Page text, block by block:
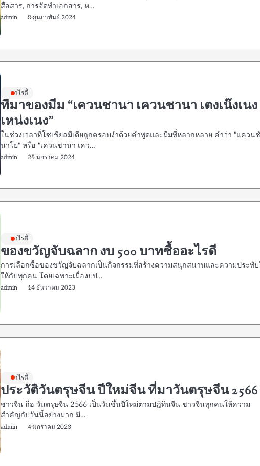
สื่อสาร, การจัดทำเอกสาร, ห…
admin 8 กุมภาพันธ์ 2024
วาไรตี้
ที่มาของมีม “เควนชานา เควนชานา เตงเน๊งเนง
เหน่งเนง”
ในช่วงเวลาที่โซเชียลมีเดียถูกครอบงำด้วยคำพูดและมีมที่หลากหลาย คำว่า "แควน
นาโย" หรือ "เควนชานา เคว…
admin 25 มกราคม 2024
วาไรตี้
ของขวัญจับฉลาก งบ 500 บาทซื้ออะไรดี
การเลือกซื้อของขวัญจับฉลากเป็นกิจกรรมที่สร้างความสนุกสนานและความประทับ
ให้กับทุกคน โดยเฉพาะเมื่องบป…
admin 14 ธันวาคม 2023
วาไรตี้
ประวัติวันตรุษจีน ปีใหม่จีน ที่มาวันตรุษจีน 2566
ชาวจีน ถือ วันตรุษจีน 2566 เป็นวันขึ้นปีใหม่ตามปฎิทินจีน ชาวจีนทุกคนให้ความ
สำคัญกับวันนี้อย่างมาก มี…
admin 4 มกราคม 2023